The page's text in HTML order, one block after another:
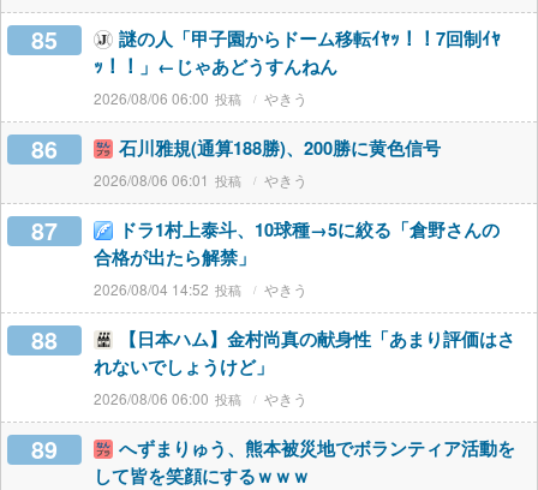
85
謎の人「甲子園からドーム移転ｲﾔｯ！！7回制ｲﾔ
ｯ！！」←じゃあどうすんねん
2026/08/06 06:00 やきう
86 石川雅規(通算188勝)、200勝に黄色信号
2026/08/06 06:01 やきう
87
ドラ1村上泰斗、10球種→5に絞る「倉野さんの
合格が出たら解禁」
2026/08/04 14:52 やきう
88
【日本ハム】金村尚真の献身性「あまり評価はさ
れないでしょうけど」
2026/08/06 06:00 やきう
89
へずまりゅう、熊本被災地でボランティア活動を
して皆を笑顔にするｗｗｗ